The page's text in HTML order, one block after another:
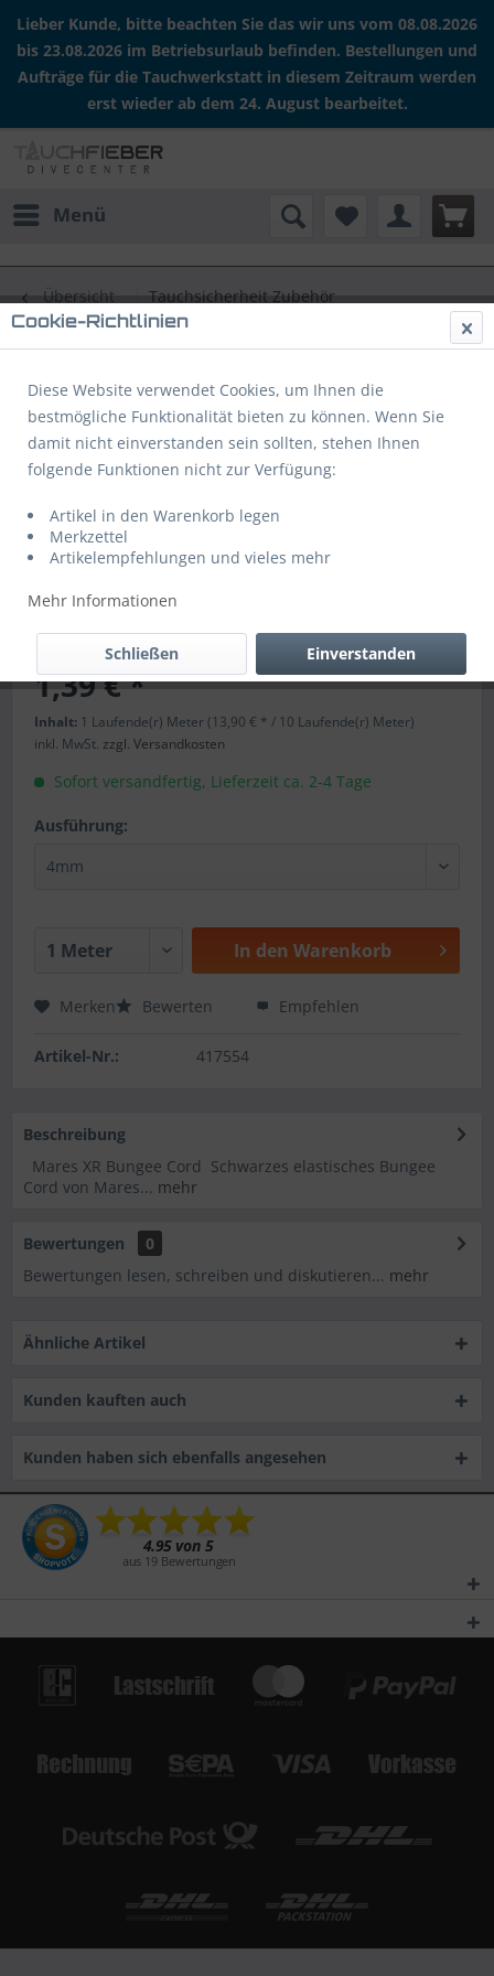
Lieber Kunde, bitte beachten Sie das wir uns vom 08.08.2026
bis 23.08.2026 im Betriebsurlaub befinden. Bestellungen und
Aufträge für die Tauchwerkstatt in diesem Zeitraum werden
erst wieder ab dem 24. August bearbeitet.
Menü
Übersicht Tauchsicherheit Zubehör
1,39 € *
Inhalt: 1 Laufende(r) Meter (13,90 € * / 10 Laufende(r) Meter)
inkl. MwSt. zzgl. Versandkosten
Sofort versandfertig, Lieferzeit ca. 2-4 Tage
Ausführung:
In den Warenkorb
Merken Bewerten Empfehlen
Artikel-Nr.: 417554
Beschreibung
Mares XR Bungee Cord Schwarzes elastisches Bungee
Cord von Mares... mehr
Bewertungen
0
Bewertungen lesen, schreiben und diskutieren... mehr
Ähnliche Artikel
Kunden kauften auch
Kunden haben sich ebenfalls angesehen
Cookie-Richtlinien
Diese Website verwendet Cookies, um Ihnen die
bestmögliche Funktionalität bieten zu können. Wenn Sie
damit nicht einverstanden sein sollten, stehen Ihnen
folgende Funktionen nicht zur Verfügung:
Artikel in den Warenkorb legen
Merkzettel
Artikelempfehlungen und vieles mehr
Mehr Informationen
Einverstanden
Schließen